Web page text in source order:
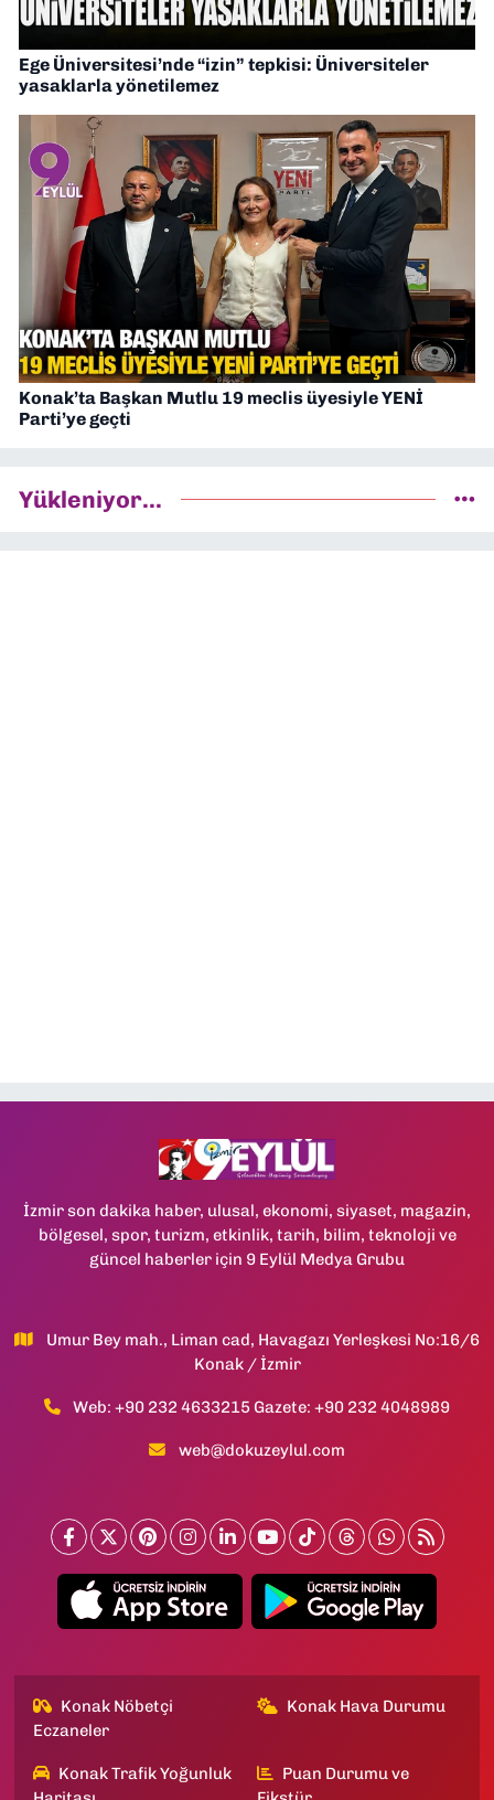
Ege Üniversitesi’nde “izin” tepkisi: Üniversiteler
yasaklarla yönetilemez
Konak’ta Başkan Mutlu 19 meclis üyesiyle YENİ
Parti’ye geçti
Yükleniyor...
İzmir son dakika haber, ulusal, ekonomi, siyaset, magazin,
bölgesel, spor, turizm, etkinlik, tarih, bilim, teknoloji ve
güncel haberler için 9 Eylül Medya Grubu
Umur Bey mah., Liman cad, Havagazı Yerleşkesi No:16/6
Konak / İzmir
Web: +90 232 4633215 Gazete: +90 232 4048989
web@dokuzeylul.com
Konak Nöbetçi
Eczaneler
Konak Hava Durumu
Konak Trafik Yoğunluk
Puan Durumu ve